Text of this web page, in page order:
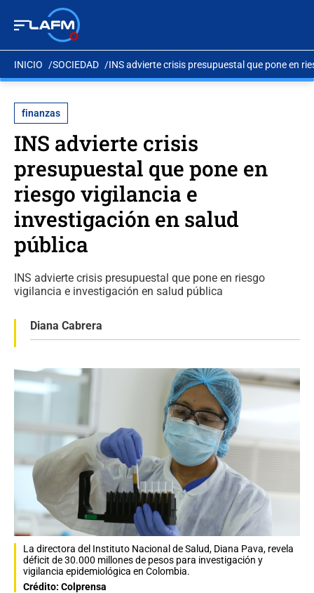
INICIO SOCIEDAD INS advierte crisis presupuestal que pone en
finanzas
INS advierte crisis
presupuestal que pone en
riesgo vigilancia e
investigación en salud
pública
INS advierte crisis presupuestal que pone en riesgo
vigilancia e investigación en salud pública
Diana Cabrera
La directora del Instituto Nacional de Salud, Diana Pava, revela
déficit de 30.000 millones de pesos para investigación y
vigilancia epidemiológica en Colombia.
Crédito: Colprensa